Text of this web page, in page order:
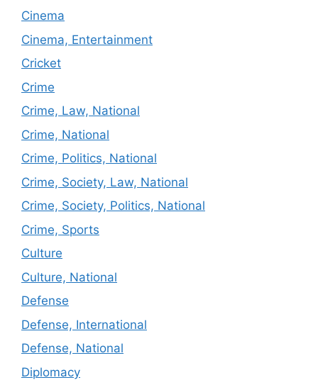
Cinema
Cinema, Entertainment
Cricket
Crime
Crime, Law, National
Crime, National
Crime, Politics, National
Crime, Society, Law, National
Crime, Society, Politics, National
Crime, Sports
Culture
Culture, National
Defense
Defense, International
Defense, National
Diplomacy